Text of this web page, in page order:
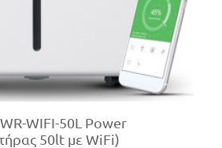
WIFI-50L Power
50lt με WiFi)